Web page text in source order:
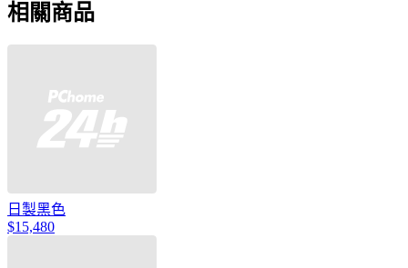
相關商品
日製黑色
$15,480